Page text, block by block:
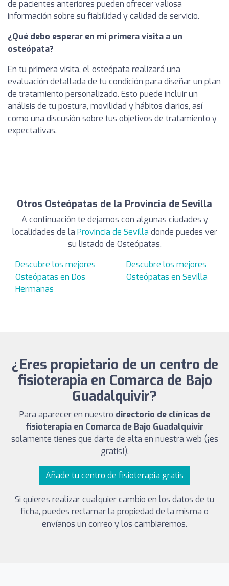
de pacientes anteriores pueden ofrecer valiosa
información sobre su fiabilidad y calidad de servicio.
¿Qué debo esperar en mi primera visita a un
osteópata?
En tu primera visita, el osteópata realizará una
evaluación detallada de tu condición para diseñar un plan
de tratamiento personalizado. Esto puede incluir un
análisis de tu postura, movilidad y hábitos diarios, así
como una discusión sobre tus objetivos de tratamiento y
expectativas.
Otros Osteópatas de la Provincia de Sevilla
A continuación te dejamos con algunas ciudades y
localidades de la Provincia de Sevilla donde puedes ver
su listado de Osteópatas.
Descubre los mejores
Osteópatas en Dos
Hermanas
Descubre los mejores
Osteópatas en Sevilla
¿Eres propietario de un centro de
fisioterapia en Comarca de Bajo
Guadalquivir?
Para aparecer en nuestro directorio de clínicas de
fisioterapia en Comarca de Bajo Guadalquivir
solamente tienes que darte de alta en nuestra web (¡es
gratis!).
Añade tu centro de fisioterapia gratis
Si quieres realizar cualquier cambio en los datos de tu
ficha, puedes reclamar la propiedad de la misma o
envíanos un correo y los cambiaremos.